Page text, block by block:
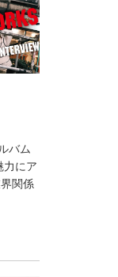
バム
力にア
関係